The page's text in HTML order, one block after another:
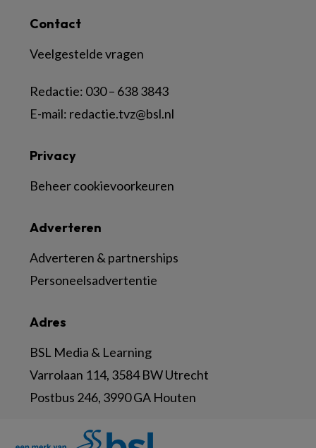
Contact
Veelgestelde vragen
Redactie: 030 – 638 3843
E-mail: redactie.tvz@bsl.nl
Adres
BSL Media & Learning
Varrolaan 114, 3584 BW Utrecht
Postbus 246, 3990 GA Houten
Adverteren
Adverteren & partnerships
Personeelsadvertentie
Privacy
Beheer cookievoorkeuren